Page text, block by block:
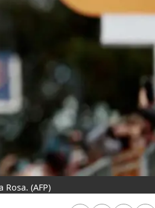
Rosa. (AFP)